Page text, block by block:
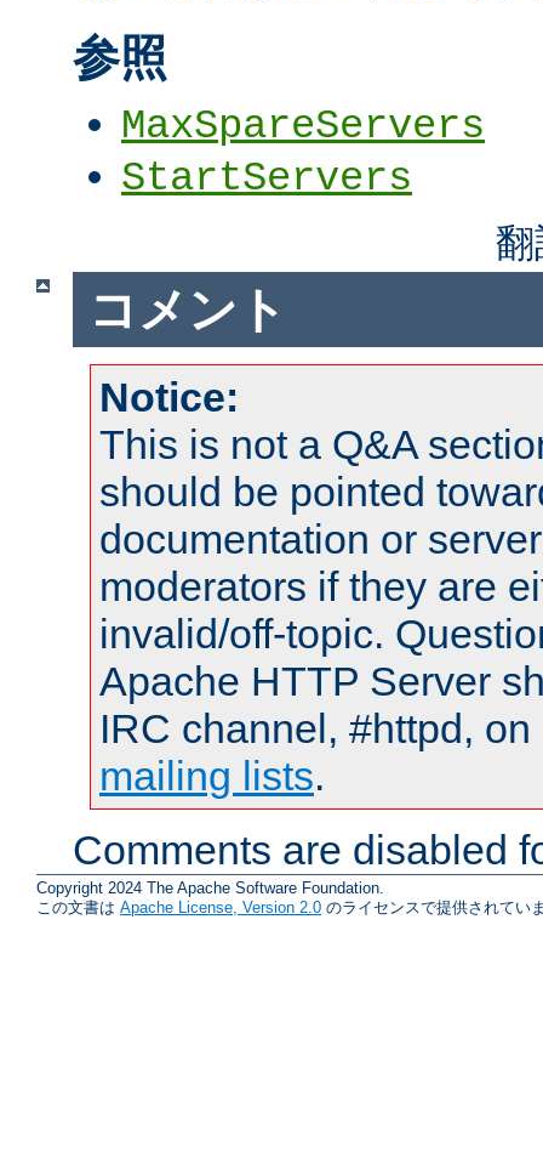
参照
MaxSpareServers
StartServers
コメント
Notice:
This is not a Q&A
should be pointed
documentation or
moderators if they are
invalid/off-topic.
Apache HTTP Server
IRC channel, #httpd,
mailing lists.
Comments are disabled
Copyright 2024 The Apache Software Foundation.
この文書は Apache License, Version 2.0 のライセンスで提供されてい